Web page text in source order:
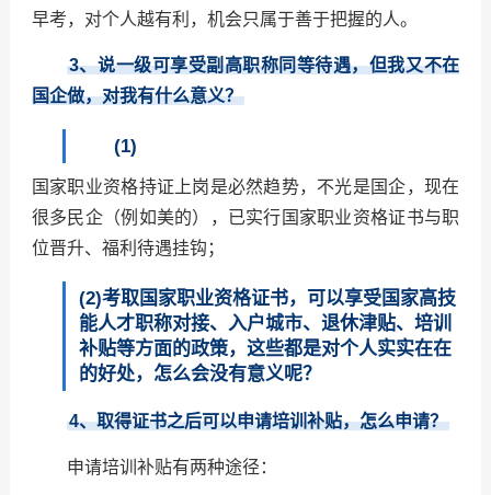
早考，对个人越有利，机会只属于善于把握的人。
3、说一级可享受副高职称同等待遇，但我又不在
国企做，对我有什么意义？
(1)
国家职业资格持证上岗是必然趋势，不光是国企，现在
很多民企（例如美的），已实行国家职业资格证书与职
位晋升、福利待遇挂钩；
(2)考取国家职业资格证书，可以享受国家高技
能人才职称对接、入户城市、退休津贴、培训
补贴等方面的政策，这些都是对个人实实在在
的好处，怎么会没有意义呢？
4、取得证书之后可以申请培训补贴，怎么申请？
申请培训补贴有两种途径：